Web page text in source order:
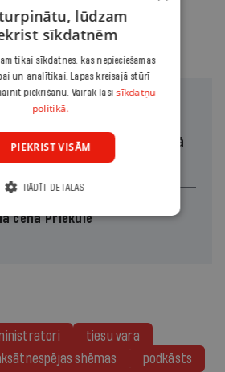
pils atjaunotāja bez rozā
cena Priekulē
tiesu vara
shēmas
podkāsts
lūdzam
sīkdatnēm
tikai sīkdatnes, kas nepieciešamas
un analītikai. Lapas kreisajā stūrī
piekrišanu. Vairāk lasisīkdatņu
politikā.
PIEKRIST VISĀM
RĀDĪT DETAĻAS